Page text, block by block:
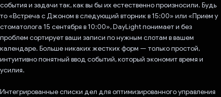
события и задачи так, как вы бы их естественно произносили. Будь
то «Встреча с Джоном в следующий вторник в 15:00» или «Прием у
стоматолога 15 сентября в 10:00», DayLight понимает и без
проблем сортирует ваши записи по нужным слотам в вашем
календаре. Больше никаких жестких форм — только простой,
интуитивно понятный ввод событий, который экономит время и
усилия.
Интегрированные списки дел для оптимизированного управления